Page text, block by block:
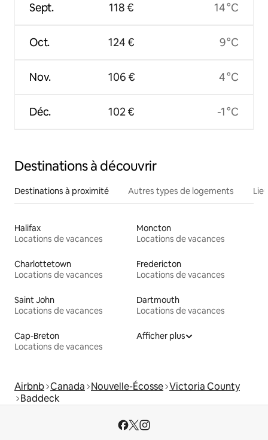
Sept.
Oct.
Nov.
Déc.
118 €
124 €
106 €
102 €
14 °C
9 °C
4 °C
-1 °C
Destinations à découvrir
Destinations à proximité Autres types de logements
Halifax
Locations de vacances
Moncton
Locations de vacances
Charlottetown
Locations de vacances
Fredericton
Locations de vacances
Saint John
Locations de vacances
Dartmouth
Locations de vacances
Cap-Breton
Locations de vacances
Afficher plus
Airbnb Canada Nouvelle-Écosse Victoria County
Baddeck